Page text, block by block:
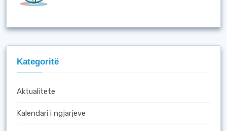
Kategoritë
Aktualitete
Kalendari i ngjarjeve